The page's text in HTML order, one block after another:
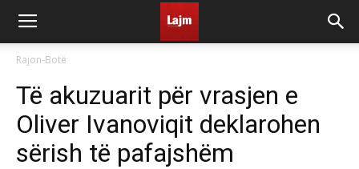
Rajon-Botë
Të akuzuarit për vrasjen e
Oliver Ivanoviqit deklarohen
sërish të pafajshëm